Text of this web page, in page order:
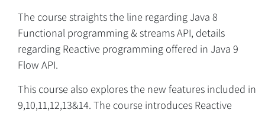
Overview
The course straights the line regarding Java 8
Functional programming & streams API, details
regarding Reactive programming offered in Java 9
Flow API.
This course also explores the new features included in
9,10,11,12,13&14. The course introduces Reactive